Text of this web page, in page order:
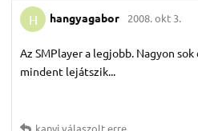
H hangyagabor 2008. okt 3.
Az SMPlayer a legjobb. Nagyon
mindent lejátszik...